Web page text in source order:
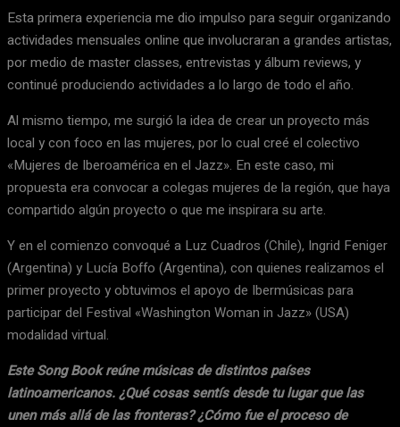
Esta primera experiencia me dio impulso para seguir organizando
actividades mensuales online que involucraran a grandes artistas,
por medio de master classes, entrevistas y álbum reviews, y
continué produciendo actividades a lo largo de todo el año.
Al mismo tiempo, me surgió la idea de crear un proyecto más
local y con foco en las mujeres, por lo cual creé el colectivo
«Mujeres de Iberoamérica en el Jazz». En este caso, mi
propuesta era convocar a colegas mujeres de la región, que haya
compartido algún proyecto o que me inspirara su arte.
Y en el comienzo convoqué a Luz Cuadros (Chile), Ingrid Feniger
(Argentina) y Lucía Boffo (Argentina), con quienes realizamos el
primer proyecto y obtuvimos el apoyo de Ibermúsicas para
participar del Festival «Washington Woman in Jazz» (USA)
modalidad virtual.
Este Song Book reúne músicas de distintos países
latinoamericanos. ¿Qué cosas sentís desde tu lugar que las
unen más allá de las fronteras? ¿Cómo fue el proceso de